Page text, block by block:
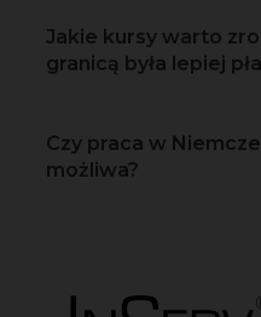
Jakie kursy warto
granicą była lepiej
Czy praca w
możliwa?